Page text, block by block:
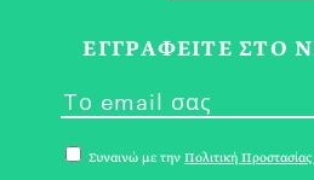
ΕΓΓPΑΦΕΙΤΕ ΣΤΟ
Συναινώ με την Πολιτική